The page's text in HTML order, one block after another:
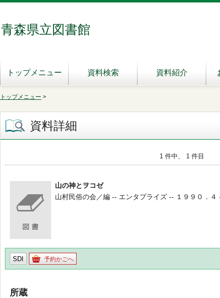
青森県立図書館
トップメニュー 資料検索 資料紹介
トップメニュー >
資料詳細
1 件中、 1 件目
山の神とヲコゼ
山村民俗の会／編 -- エンタプライズ -- １９９０．４
SDI 予約かごへ
所蔵